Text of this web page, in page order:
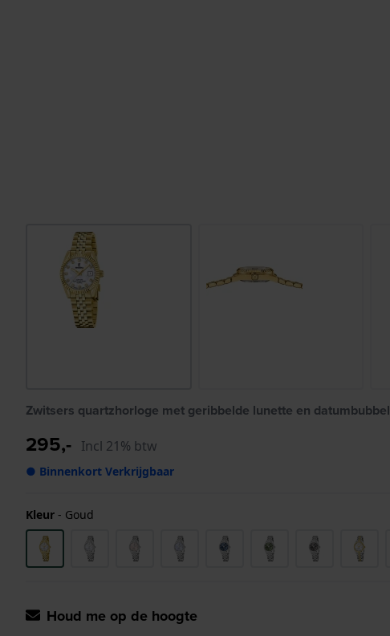
Zwitsers quartzhorloge met geribbelde lunette en datumbubbel
295,- Incl 21% btw
● Binnenkort Verkrijgbaar
Kleur - Goud
Houd me op de hoogte